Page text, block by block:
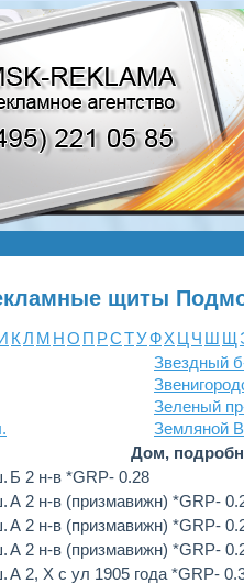
щиты
КЛ М НО П РСТУФХ Ц Ч Ш Щ
Звездный
Зеленый
Земляной
Дом,
Б 2 н-в *GRP- 0.28
А 2 н-в (призмавижн) *GRP-
А 2 н-в (призмавижн) *GRP-
А 2 н-в (призмавижн) *GRP-
А 2, Х с ул 1905 года *GRP-